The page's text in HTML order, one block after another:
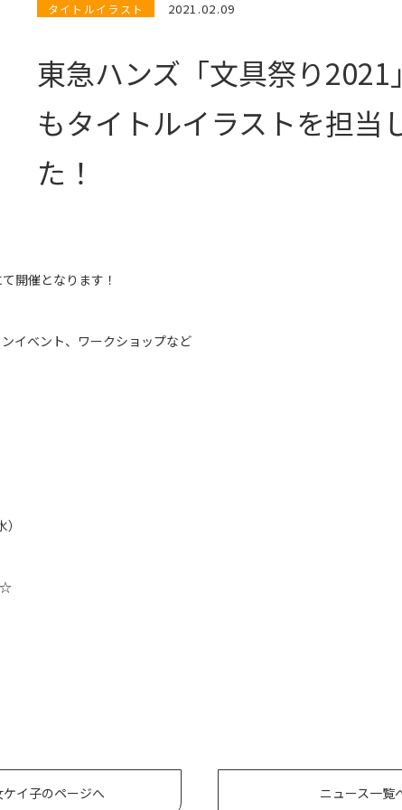
タイトルイラスト 2021.02.09
東急ハンズ「文具祭り2021
もタイトルイラストを担当
た！
開催となります！
イベント、ワークショップなど
☆
ケイ子のページへ ニュース一覧